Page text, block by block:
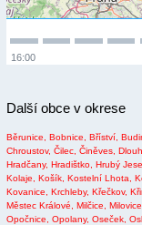
16:00
Další obce v okrese
Běrunice, Bobnice, Bříství,
Chroustov, Čilec, Činěves,
Hradčany, Hradištko, Hrubý
Kolaje,
Košík, Kostelní Lhota,
Kovanice,
Krchleby, Křečkov,
Městec Králové,
Milčice, Milovice,
Opočnice,
Opolany, Oseček,